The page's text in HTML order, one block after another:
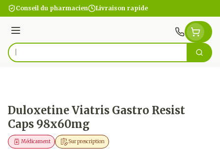
Aller au contenu
Conseil du pharmacien Livraison rapide
Menu
Rechercher
Duloxetine Viatris Gastro Resist
Caps 98x60mg
Sur prescription
Médicament